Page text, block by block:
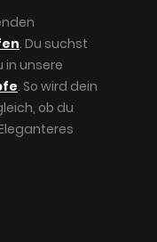
. Du suchst
in unsere
. So wird dein
ob du